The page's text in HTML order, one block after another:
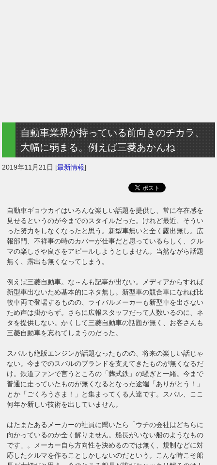
自動車業界が持っている前向きのチカラ、
大幅に弱まる。例えば三菱あかんね
2019年11月21日 [最新情報]
自動車ギョウカイはいろんな楽しい話題を提供し、常に存在感を
見せるというのが今までのスタイルだった。けれど最近、そうい
った努力をしなくなったと思う。新型車無いと全く露出無し。広
報部門、不祥事の時のカバーが仕事だと思っているらしく、クル
マの楽しさや良さをアピールしようとしません。当然ながら話題
無く、露出も無くなってしまう。
例えば三菱自動車。な～んも記事が出ない。メディアからすれば
新型車出ないため基本的にネタ無し。新型車の競合車になれば比
較車両で登場するものの、ライバルメーカーも新型車を出さない
ため声は掛からず。さらに広報スタッフだって人数いるのに、ネ
タを提供しない。かくして三菱自動車の話題が無く、お客さんも
三菱自動車を忘れてしまうのだった。
スバルも絶版エンジンが話題なったものの、将来の楽しい話じゃ
ない。今までのスバルのブランドを支えてきたものが無くなるだ
け。鉄道ファンで言うところの「葬式鉄」の騒ぎと一緒。今まで
普通に走っていたものが無くなるとなった途端「ありがとう！」
とか「ごくろうさま！」と集まってくる人達です。スバル、ここ
何年か新しい技術を出していません。
はたまたあるメーカーの社員に聞いたら「ウチの会社はどちらに
向かっているのか全く解りません。船長がいない船のようなもの
です」。メーカー自ら方向性を決めるのでは無く、規制などに対
応したクルマを作ることしかしないのだという。こんな時こそ船